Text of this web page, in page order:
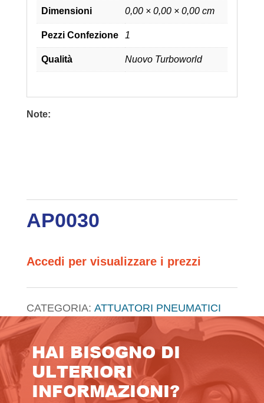
Dimensioni 0,00 × 0,00 × 0,00 cm
Pezzi Confezione 1
Qualità Nuovo Turboworld
Note:
AP0030
Accedi per visualizzare i prezzi
CATEGORIA: ATTUATORI PNEUMATICI
HAI BISOGNO DI
ULTERIORI
INFORMAZIONI?